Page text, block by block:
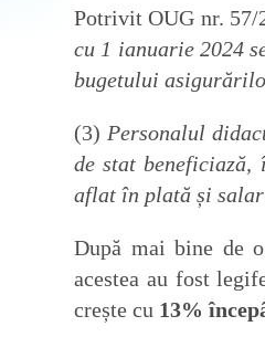
Potrivit OUG nr. 57/
cu 1 ianuarie 2024
bugetului
(3) Personalul
de stat
aflat în plată și
După mai bine de
acestea au fost
crește cu 13%